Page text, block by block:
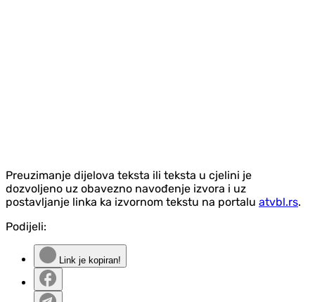
Preuzimanje dijelova teksta ili teksta u cjelini je
dozvoljeno uz obavezno navođenje izvora i uz
postavljanje linka ka izvornom tekstu na portalu atvbl.rs.
Podijeli:
Link je kopiran!